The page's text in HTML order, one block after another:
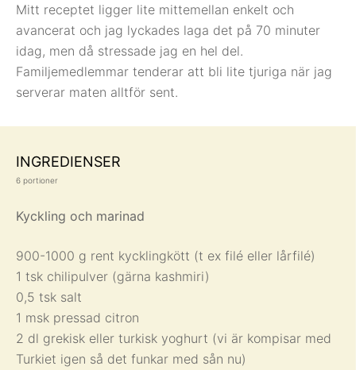
Mitt receptet ligger lite mittemellan enkelt och
avancerat och jag lyckades laga det på 70 minuter
idag, men då stressade jag en hel del.
Familjemedlemmar tenderar att bli lite tjuriga när jag
serverar maten alltför sent.
INGREDIENSER
6 portioner
Kyckling och marinad
900-1000 g rent kycklingkött (t ex filé eller lårfilé)
1 tsk chilipulver (gärna kashmiri)
0,5 tsk salt
1 msk pressad citron
2 dl grekisk eller turkisk yoghurt (vi är kompisar med
Turkiet igen så det funkar med sån nu)